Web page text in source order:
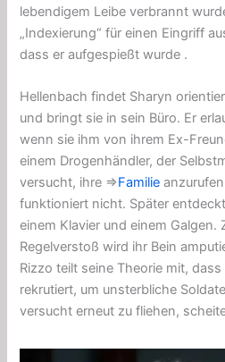
lebendigem Leibe verbrannt
„Indexierung“ für einen Eingriff
dass eraufgespießt wurde .
Hellenbach findet Sharyn
und bringt sie in sein Büro. Er
wenn sie ihm von ihrem Ex-
einem Drogenhändler, der
versucht, ihre ⇒Familie
funktioniert nicht. Später
einem Klavier und einem Galgen.
Regelverstoß wird ihr Bein
Rizzo teilt seine Theorie mit,
rekrutiert, um unsterbliche
versucht erneut zu fliehen,